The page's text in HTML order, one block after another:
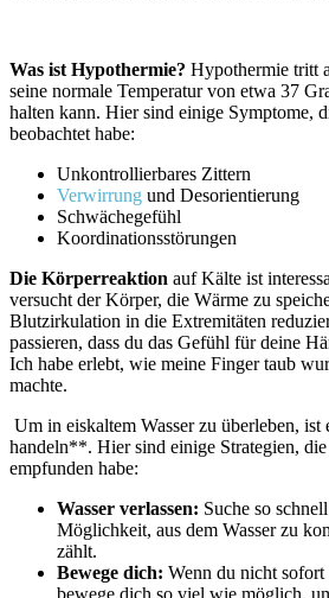
Was ‌ist Hypothermie? Hypothermie tritt
seine normale Temperatur von etwa 37
halten kann. Hier sind einige Symptome,
beobachtet ‌habe:
Unkontrollierbares​ Zittern
Verwirrung und Desorientierung
Schwächegefühl
Koordinationsstörungen
Die ⁤Körperreaktion auf Kälte ist
versucht⁢ der Körper, die Wärme⁣ zu
Blutzirkulation in die Extremitäten
passieren, dass du das Gefühl‌ für deine
Ich habe erlebt, ‌wie meine Finger taub
machte.
Um⁣ in ⁢eiskaltem ⁢Wasser zu überleben,
handeln**. Hier⁤ sind einige Strategien,
empfunden habe:
Wasser verlassen: Suche so
Möglichkeit, aus dem Wasser zu
zählt.
Bewege dich: Wenn du nicht sofort
bewege dich so viel wie möglich,